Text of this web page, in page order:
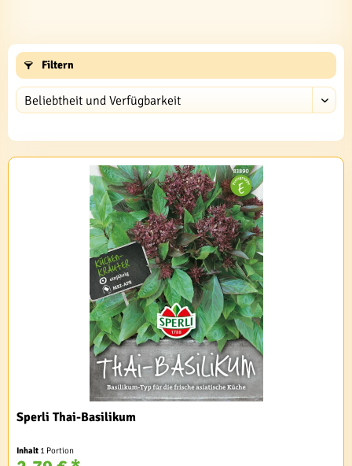
Filtern
Sperli Thai-Basilikum
Inhalt 1 Portion